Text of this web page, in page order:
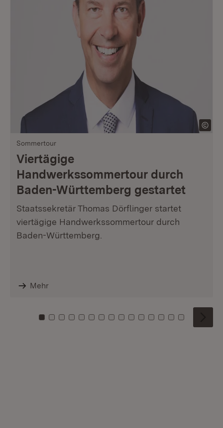
Sommertour
Viertägige
Handwerkssommertour durch
Baden-Württemberg gestartet
Staatssekretär Thomas Dörflinger startet
viertägige Handwerkssommertour durch
Baden-Württemberg.
Mehr
Zu Kachel: 0
Zu Kachel: 1
Zu Kachel: 2
Zu Kachel: 3
Zu Kachel: 4
Zu Kachel: 5
Zu Kachel: 6
Zu Kachel: 7
Zu Kachel: 8
Zu Kachel: 9
Zu Kachel: 10
Zu Kachel: 11
Zu Kachel: 12
Zu Kachel:
Zu